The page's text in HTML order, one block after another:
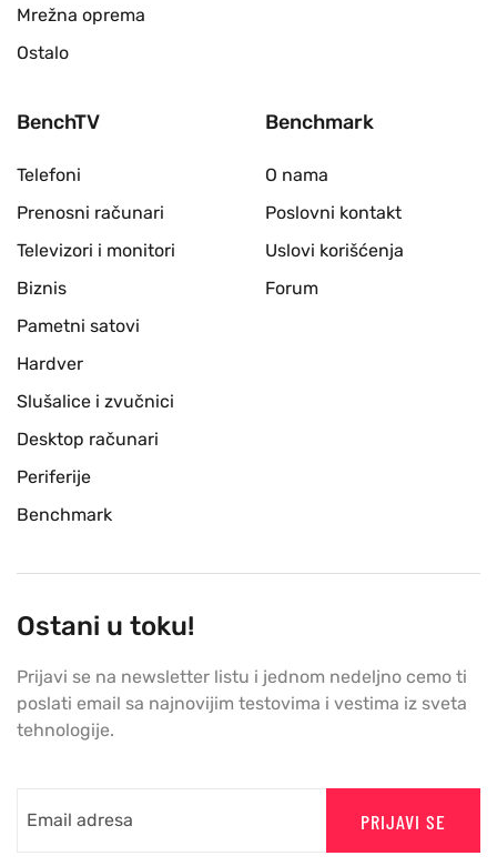
Mrežna oprema
Ostalo
BenchTV
Telefoni
Prenosni računari
Televizori i monitori
Biznis
Pametni satovi
Hardver
Slušalice i zvučnici
Desktop računari
Periferije
Benchmark
Benchmark
O nama
Poslovni kontakt
Uslovi korišćenja
Forum
Ostani u toku!
Prijavi se na newsletter listu i jednom nedeljno cemo ti
poslati email sa najnovijim testovima i vestima iz sveta
tehnologije.
PRIJAVI SE